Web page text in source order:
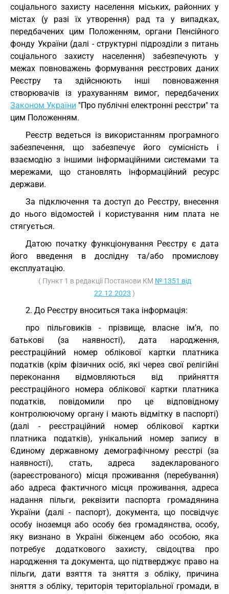
соціального захисту населення міських, районних у
містах (у разі їх утворення) рад та у випадках,
передбачених цим Положенням, органи Пенсійного
фонду України (далі - структурні підрозділи з питань
соціального захисту населення) забезпечують у
межах повноважень формування реєстрових даних
Реєстру та здійснюють інші повноваження
створювачів із урахуванням вимог, передбачених
Законом України "Про публічні електронні реєстри" та
цим Положенням.
Реєстр ведеться із використанням програмного
забезпечення, що забезпечує його сумісність і
взаємодію з іншими інформаційними системами та
мережами, що становлять інформаційний ресурс
держави.
За підключення та доступ до Реєстру, внесення
до нього відомостей і користування ним плата не
стягується.
Датою початку функціонування Реєстру є дата
його введення в дослідну та/або промислову
експлуатацію.
( Пункт 1 в редакції Постанови КМ № 1351 від
22.12.2023 )
2. До Реєстру вноситься така інформація:
про пільговиків - прізвище, власне ім’я, по
батькові (за наявності), дата народження,
реєстраційний номер облікової картки платника
податків (крім фізичних осіб, які через свої релігійні
переконання відмовляються від прийняття
реєстраційного номера облікової картки платника
податків, повідомили про це відповідному
контролюючому органу і мають відмітку в паспорті)
(далі - реєстраційний номер облікової картки
платника податків), унікальний номер запису в
Єдиному державному демографічному реєстрі (за
наявності), стать, адреса задекларованого
(зареєстрованого) місця проживання (перебування)
або адреса фактичного місця проживання, адреса
надання пільги, реквізити паспорта громадянина
України (далі - паспорт), документа, що посвідчує
особу іноземця або особу без громадянства, особу,
яку визнано в Україні біженцем або особою, яка
потребує додаткового захисту, свідоцтва про
народження та документа, що підтверджує право на
пільги, дати взяття та зняття з обліку, причина
зняття з обліку, територія територіальної громади, в